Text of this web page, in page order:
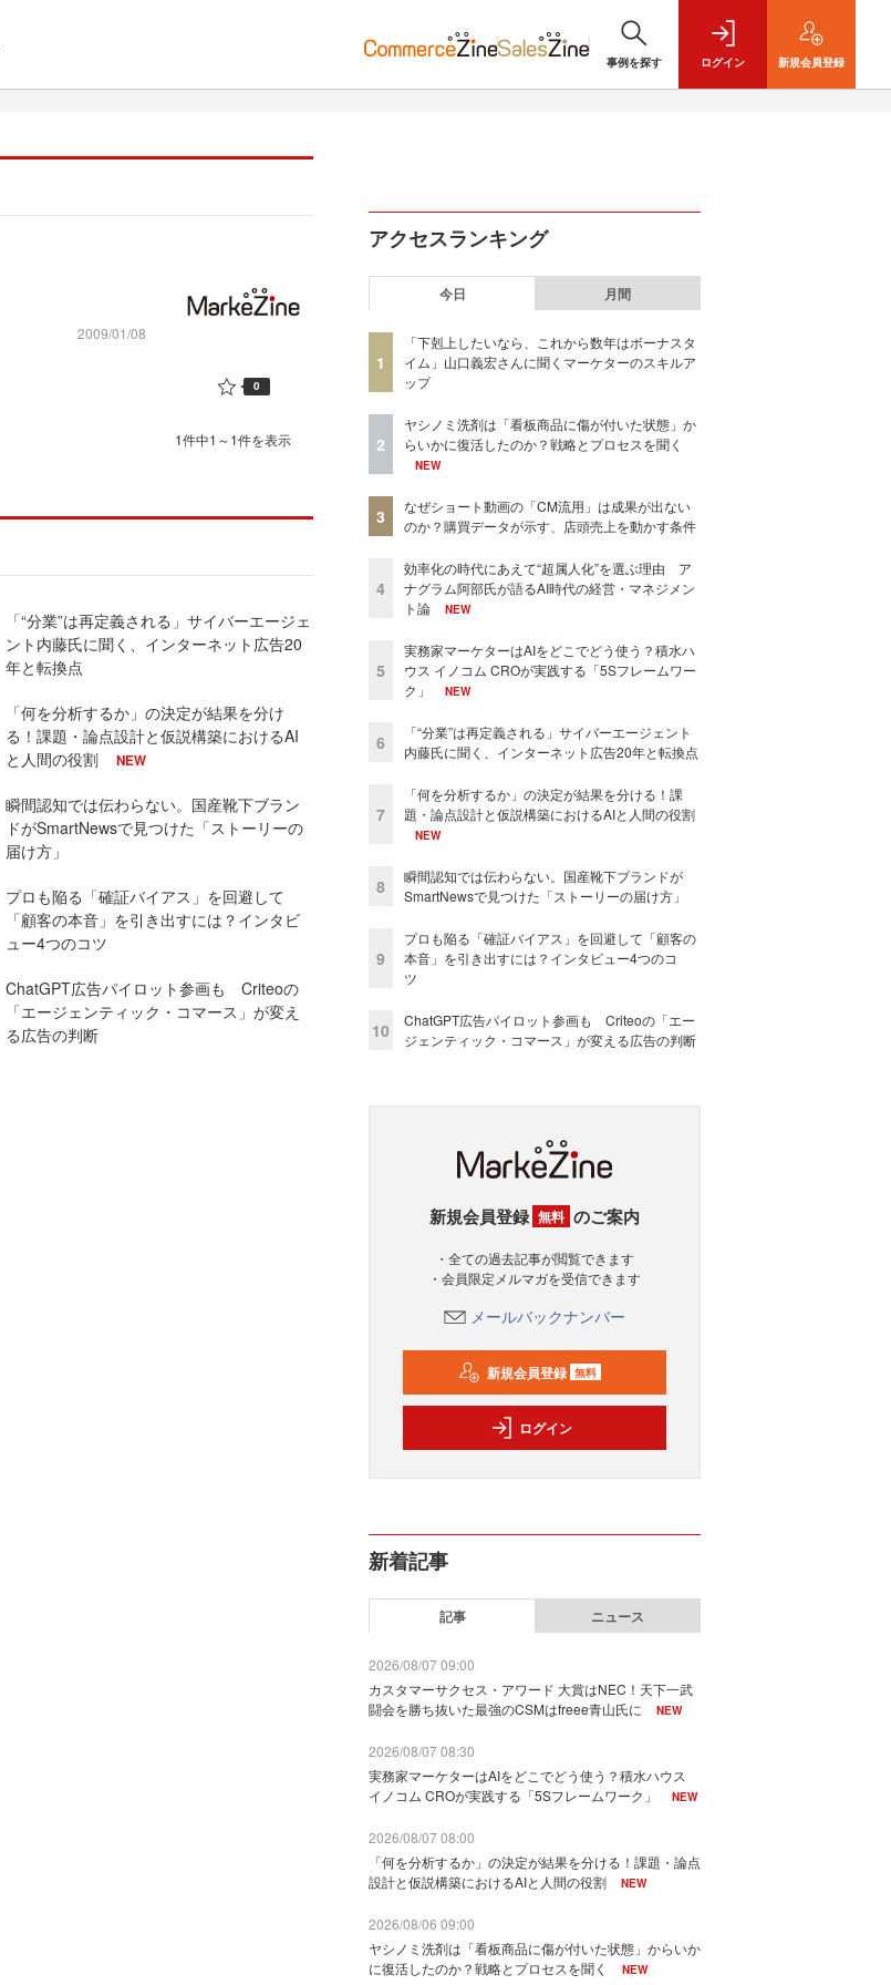
事例を探す ログイン 新規会員登録
2009/01/08
0
1件中1～1件を表示
「“分業”は再定義される」サイバーエージェ
ント内藤氏に聞く、インターネット広告20
年と転換点
「何を分析するか」の決定が結果を分け
る！課題・論点設計と仮説構築におけるAI
と人間の役割
NEW
瞬間認知では伝わらない。国産靴下ブラン
ドがSmartNewsで見つけた「ストーリーの
届け方」
プロも陥る「確証バイアス」を回避して
「顧客の本音」を引き出すには？インタビ
ュー4つのコツ
ChatGPT広告パイロット参画も Criteoの
「エージェンティック・コマース」が変え
る広告の判断
アクセスランキング
今日 月間
1
「下剋上したいなら、これから数年はボーナスタ
イム」山口義宏さんに聞くマーケターのスキルア
ップ
2
ヤシノミ洗剤は「看板商品に傷が付いた状態」か
らいかに復活したのか？戦略とプロセスを聞く
NEW
3
なぜショート動画の「CM流用」は成果が出ない
のか？購買データが示す、店頭売上を動かす条件
4
効率化の時代にあえて“超属人化”を選ぶ理由 ア
ナグラム阿部氏が語るAI時代の経営・マネジメン
ト論
NEW
5
実務家マーケターはAIをどこでどう使う？積水ハ
ウス イノコム CROが実践する「5Sフレームワー
ク」
NEW
6
「“分業”は再定義される」サイバーエージェント
内藤氏に聞く、インターネット広告20年と転換点
7
「何を分析するか」の決定が結果を分ける！課
題・論点設計と仮説構築におけるAIと人間の役割
NEW
8
瞬間認知では伝わらない。国産靴下ブランドが
SmartNewsで見つけた「ストーリーの届け方」
9
プロも陥る「確証バイアス」を回避して「顧客の
本音」を引き出すには？インタビュー4つのコ
ツ
10
ChatGPT広告パイロット参画も Criteoの「エー
ジェンティック・コマース」が変える広告の判断
新規会員登録 無料 のご案内
・全ての過去記事が閲覧できます
・会員限定メルマガを受信できます
メールバックナンバー
新規会員登録 無料
ログイン
新着記事
記事 ニュース
2026/08/07 09:00
カスタマーサクセス・アワード 大賞はNEC！天下一武
闘会を勝ち抜いた最強のCSMはfreee青山氏に
NEW
2026/08/07 08:30
実務家マーケターはAIをどこでどう使う？積水ハウス
イノコム CROが実践する「5Sフレームワーク」
NEW
2026/08/07 08:00
「何を分析するか」の決定が結果を分ける！課題・論点
設計と仮説構築におけるAIと人間の役割
NEW
2026/08/06 09:00
ヤシノミ洗剤は「看板商品に傷が付いた状態」からいか
に復活したのか？戦略とプロセスを聞く
NEW